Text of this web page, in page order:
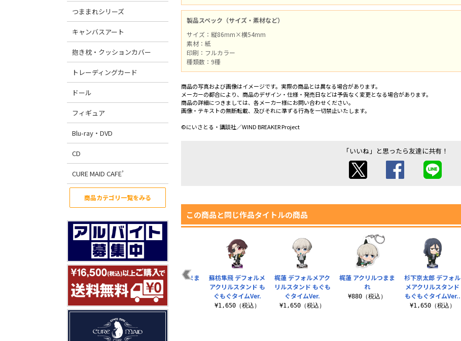
つままれシリーズ
キャンバスアート
抱き枕・クッションカバー
トレーディングカード
ドール
フィギュア
Blu-ray・DVD
CD
CURE MAID CAFE’
商品カテゴリ一覧をみる
製品スペック（サイズ・素材など）
サイズ：縦86mm×横54mm
素材：紙
印刷：フルカラー
種類数：9種
商品の写真および画像はイメージです。実際の商品とは異なる場合があります。
メーカーの都合により、商品のデザイン・仕様・発売日などは予告なく変更となる場合があります。
商品の詳細につきましては、各メーカー様にお問い合わせください。
画像・テキストの無断転載、及びそれに準ずる行為を一切禁止いたします。
©にいさとる・講談社／WIND BREAKER Project
「いいね」と思ったら友達に共有！
この商品と同じ作品タイトルの商品
梶蓮 アクリルつまま
れ
¥880（税込）
杉下京太郎 デフォル
メアクリルスタンド
もぐもぐタイムVer..
¥1,650（税込）
防風鈴 ステンレスサ
ーモタンブラー
¥2,750（税込）
桜遥 アクリルつまま
¥880（税込）
蘇枋隼飛 デフォルメ
アクリルスタンド も
ぐもぐタイムVer.
¥1,650（税込）
梶蓮 デフォルメアク
リルスタンド もぐも
ぐタイムVer.
¥1,650（税込）